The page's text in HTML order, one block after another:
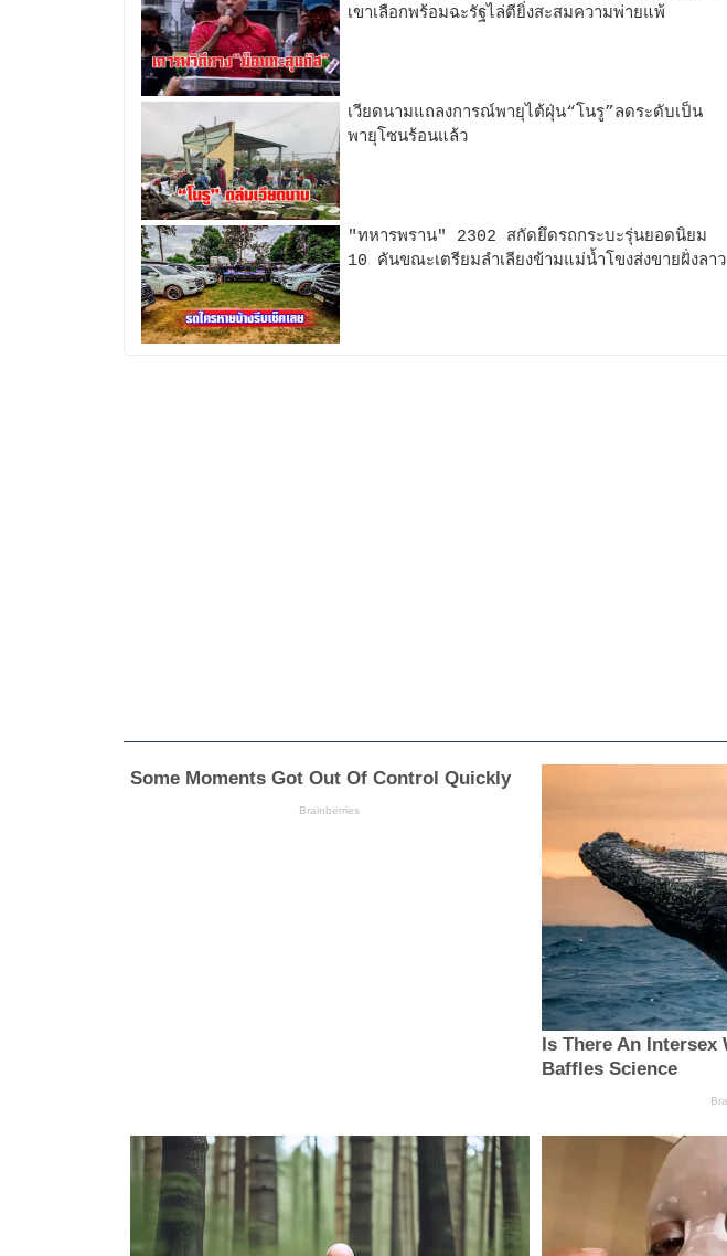
เขาเลือกพร้อมฉะรัฐไล่ตียิ่งสะสมความพ่ายแพ้
เวียดนามแถลงการณ์พายุไต้ฝุ่น“โนรู”ลดระดับเป็น
พายุโซนร้อนแล้ว
"ทหารพราน" 2302 สกัดยึดรถกระบะรุ่นยอดนิยม
10 คันขณะเตรียมลำเลียงข้ามแม่นํ้าโขงส่งขายฝั่งลาว